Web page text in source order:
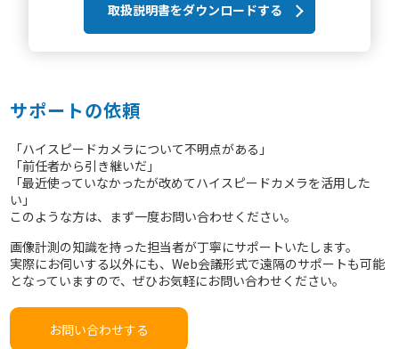
取扱説明書をダウンロードする
サポートの依頼
「ハイスピードカメラについて不明点がある」
「前任者から引き継いだ」
「最近使っていなかったが改めてハイスピードカメラを活用した
い」
このような方は、まず一度お問い合わせください。
画像計測の知識を持った担当者が丁寧にサポートいたします。
実際にお伺いする以外にも、Web会議形式で遠隔のサポートも可能
となっていますので、ぜひお気軽にお問い合わせください。
お問い合わせする